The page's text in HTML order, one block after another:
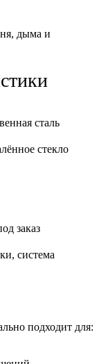
дыма и
сталь
стекло
заказ
система
подходит для: